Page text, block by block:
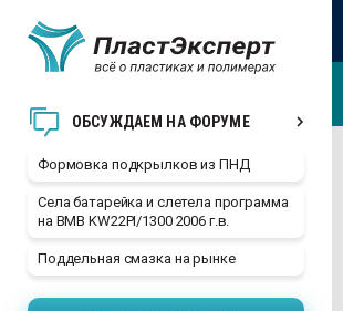
ОБСУЖДАЕМ НА ФОРУМЕ
Формовка подкрылков из ПНД
Села батарейка и слетела программа
на BMB KW22PI/1300 2006 г.в.
Поддельная смазка на рынке